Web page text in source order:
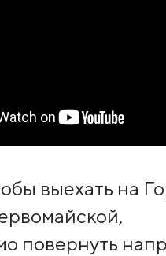
выехать на
повернуть